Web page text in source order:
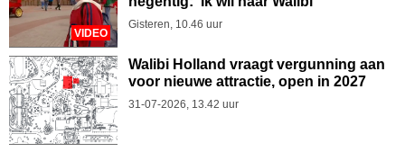
VIDEO
Gisteren, 10.46 uur
Walibi Holland vraagt vergunning aan
voor nieuwe attractie, open in 2027
31-07-2026, 13.42 uur